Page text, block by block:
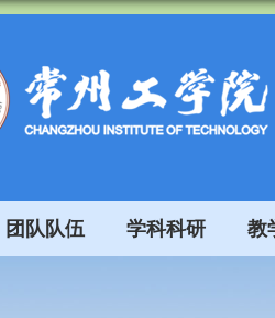
团队队伍 学科科研 教